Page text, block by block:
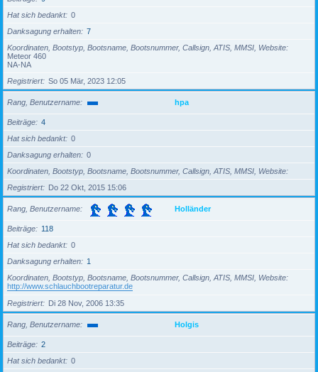
Hat sich bedankt
0
Danksagung erhalten
7
Koordinaten, Bootstyp, Bootsname, Bootsnummer, Callsign, ATIS, MMSI, Website
Meteor 460
NA-NA
Registriert
So 05 Mär, 2023 12:05
Rang, Benutzername hpa
Beiträge
4
Hat sich bedankt
0
Danksagung erhalten
0
Koordinaten, Bootstyp, Bootsname, Bootsnummer, Callsign, ATIS, MMSI, Website
Registriert
Do 22 Okt, 2015 15:06
Rang, Benutzername Holländer
Beiträge
118
Hat sich bedankt
0
Danksagung erhalten
1
Koordinaten, Bootstyp, Bootsname, Bootsnummer, Callsign, ATIS, MMSI, Website
http://www.schlauchbootreparatur.de
Registriert
Di 28 Nov, 2006 13:35
Rang, Benutzername Holgis
Beiträge
2
Hat sich bedankt
0